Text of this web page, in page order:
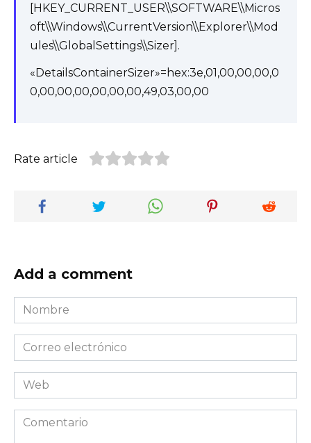
[HKEY_CURRENT_USER\\SOFTWARE\\Micros
oft\\Windows\\CurrentVersion\\Explorer\\Mod
ules\\GlobalSettings\\Sizer].
«DetailsContainerSizer»=hex:3e,01,00,00,00,0
0,00,00,00,00,00,00,49,03,00,00
Rate article
Add a comment
Nombre
*
Correo
electrónico
*Web
Comentario